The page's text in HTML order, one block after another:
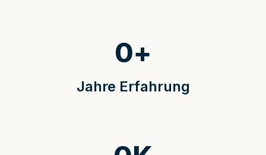
Jahre Erfahrung
0+